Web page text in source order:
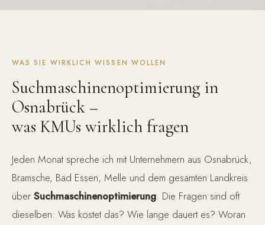
WAS SIE WIRKLICH WISSEN WOLLEN
Suchmaschinenoptimierung in
Osnabrück –
was KMUs wirklich fragen
Jeden Monat spreche ich mit Unternehmern aus Osnabrück,
Bramsche, Bad Essen, Melle und dem gesamten Landkreis
über Suchmaschinenoptimierung. Die Fragen sind oft
dieselben: Was kostet das? Wie lange dauert es? Woran